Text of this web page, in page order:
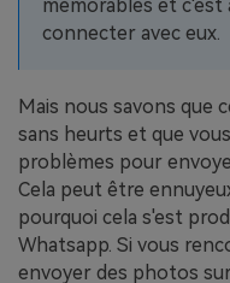
mémorables et c'est
connecter avec eux.
Mais nous savons que
sans heurts et que
problèmes pour
Cela peut être
pourquoi cela s'est
Whatsapp. Si vous
envoyer des photos